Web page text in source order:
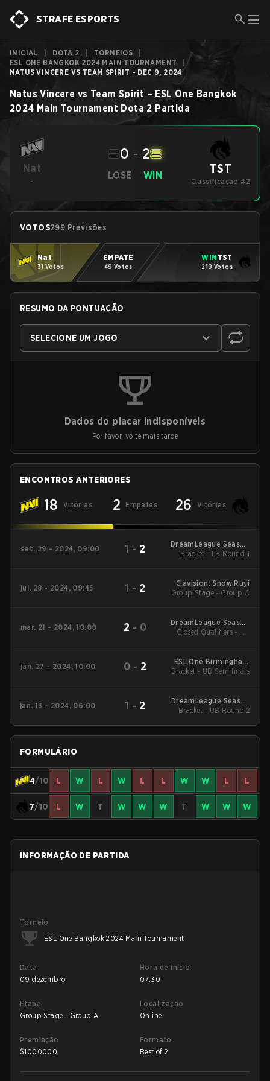
STRAFE ESPORTS
INICIAL DOTA 2 TORNEIOS
ESL ONE BANGKOK 2024 MAIN TOURNAMENT
NATUS VINCERE VS TEAM SPIRIT - DEC 9, 2024
Natus Vincere vs Team Spirit – ESL One Bangkok
2024 Main Tournament Dota 2 Partida
Nat
-
LOSE
0 - 2
WIN TST
Classificação #2
VOTOS299 Previsões
Nat
31 Votos
EMPATE
49 Votos
WIN TST
219 Votos
RESUMO DA PONTUAÇÃO
SELECIONE UM JOGO
Dados do placar indisponíveis
Por favor, volte mais tarde
ENCONTROS ANTERIORES
18 Vitórias 2 Empates 26 Vitórias
set. 29 - 2024, 09:00 1 - 2
DreamLeague Season
24: Eastern Europe
Bracket - LB Round 1
jul. 28 - 2024, 09:45 1 - 2
Clavision: Snow Ruyi
Group Stage - Group A
mar. 21 - 2024, 10:00 2 - 0
DreamLeague Season
23 Regionals EEU
Closed Qualifiers - UB
jan. 27 - 2024, 10:00 0 - 2
ESL One Birmingham
Closed Qualifiers
Bracket - UB Semifinals
jan. 13 - 2024, 06:00 1 - 2
DreamLeague Season
22 Regionals EEU
Bracket - UB Round 2
FORMULÁRIO
4/10 L W L W L L W W L L
7/10 L W T W W W T W W W
INFORMAÇÃO DE PARTIDA
Torneio
ESL One Bangkok 2024 Main Tournament
Data
09 dezembro
Hora de início
07:30
Etapa
Group Stage - Group A
Localização
Online
Premiação
$1000000
Formato
Best of 2